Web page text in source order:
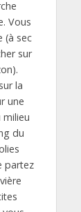
Vous
(à sec
sur
la
une
du
partez